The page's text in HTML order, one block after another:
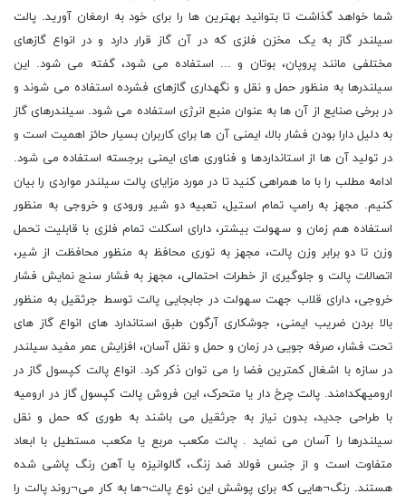
شما خواهد گذاشت تا بتوانید بهترین ها را برای خود به ارمغان آورید. پالت
سیلندر گاز به یک مخزن فلزی که در آن گاز قرار دارد و در انواع گازهای
مختلفی مانند پروپان، بوتان و ... استفاده می شود، گفته می شود. این
سیلندرها به منظور حمل و نقل و نگهداری گازهای فشرده استفاده می شوند و
در برخی صنایع از آن ها به عنوان منبع انرژی استفاده می شود. سیلندرهای گاز
به دلیل دارا بودن فشار بالا، ایمنی آن ها برای کاربران بسیار حائز اهمیت است و
در تولید آن ها از استانداردها و فناوری های ایمنی برجسته استفاده می شود.
ادامه مطلب را با ما همراهی کنید تا در مورد مزایای پالت سیلندر مواردی را بیان
کنیم. مجهز به رامپ تمام استیل، تعبیه دو شیر ورودی و خروجی به منظور
استفاده هم زمان و سهولت بیشتر، دارای اسکلت تمام فلزی با قابلیت تحمل
وزن تا دو برابر وزن پالت، مجهز به توری محافظ به منظور محافظت از شیر،
اتصالات پالت و جلوگیری از خطرات احتمالی، مجهز به فشار سنج نمایش فشار
خروجی، دارای قلاب جهت سهولت در جابجایی پالت توسط جرثقیل به منظور
بالا بردن ضریب ایمنی، جوشکاری آرگون طبق استاندارد های انواع گاز های
تحت فشار، صرفه جویی در زمان و حمل و نقل آسان، افزایش عمر مفید سیلندر
در سازه با اشغال کمترین فضا را می توان ذکر کرد. انواع پالت کپسول گاز در
ارومیهکدامند. پالت چرخ دار یا متحرک، این فروش پالت کپسول گاز در ارومیه
با طراحی جدید، بدون نیاز به جرثقیل می باشند به طوری که حمل و نقل
سیلندرها را آسان می نماید . پالت مکعب مربع یا مکعب مستطیل با ابعاد
متفاوت است و از جنس فولاد ضد زنگ، گالوانیزه یا آهن رنگ پاشی شده
هستند. رنگ¬هایی که برای پوشش این نوع پالت¬ها به کار می¬روند پالت را